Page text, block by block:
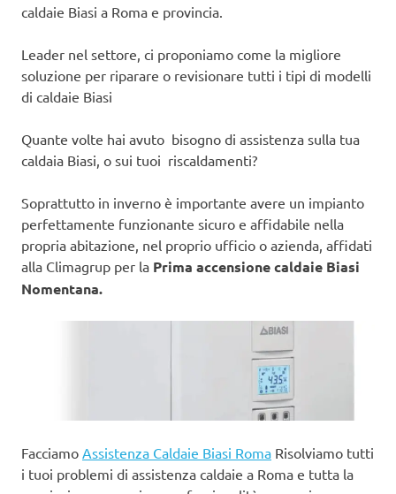
caldaie Biasi a Roma e provincia.
Leader nel settore, ci proponiamo come la migliore
soluzione per riparare o revisionare tutti i tipi di modelli
di caldaie Biasi
Quante volte hai avuto bisogno di assistenza sulla tua
caldaia Biasi, o sui tuoi riscaldamenti?
Soprattutto in inverno è importante avere un impianto
perfettamente funzionante sicuro e affidabile nella
propria abitazione, nel proprio ufficio o azienda, affidati
alla Climagrup per la Prima accensione caldaie Biasi
Nomentana.
Facciamo Assistenza Caldaie Biasi Roma Risolviamo tutti
i tuoi problemi di assistenza caldaie a Roma e tutta la